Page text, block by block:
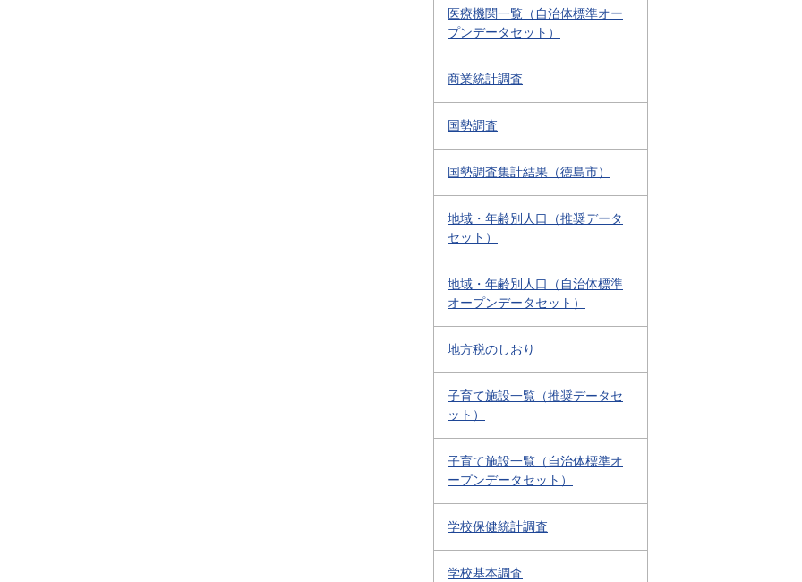
医療機関一覧（自治体標準オー
プンデータセット）
商業統計調査
国勢調査
国勢調査集計結果（徳島市）
地域・年齢別人口（推奨データ
セット）
地域・年齢別人口（自治体標準
オープンデータセット）
地方税のしおり
子育て施設一覧（推奨データセ
ット）
子育て施設一覧（自治体標準オ
ープンデータセット）
学校保健統計調査
学校基本調査